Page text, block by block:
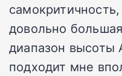
довольно
диапазон высоты
подходит мне